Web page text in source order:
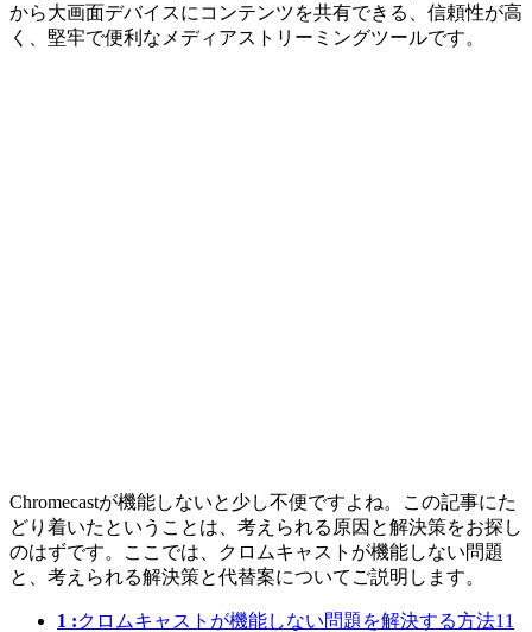
から大画面デバイスにコンテンツを共有できる、信頼性が高
く、堅牢で便利なメディアストリーミングツールです。
Chromecastが機能しないと少し不便ですよね。この記事にた
どり着いたということは、考えられる原因と解決策をお探し
のはずです。ここでは、クロムキャストが機能しない問題
と、考えられる解決策と代替案についてご説明します。
1 :クロムキャストが機能しない問題を解決する方法11